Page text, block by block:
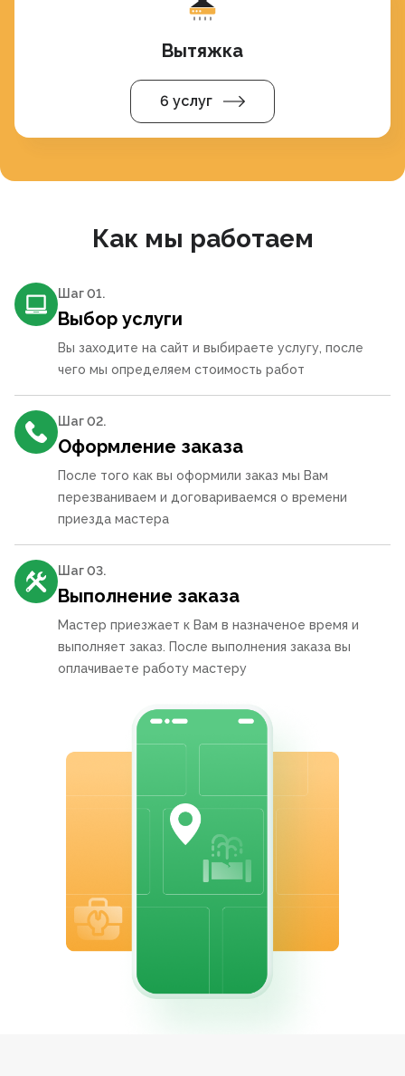
Вытяжка
6 услуг
Как мы работаем
Шаг 01.
Выбор услуги
Вы заходите на сайт и выбираете услугу, после
чего мы определяем стоимость работ
Шаг 02.
Оформление заказа
После того как вы оформили заказ мы Вам
перезваниваем и договариваемся о времени
приезда мастера
Шаг 03.
Выполнение заказа
Мастер приезжает к Вам в назначеное время и
выполняет заказ. После выполнения заказа вы
оплачиваете работу мастеру